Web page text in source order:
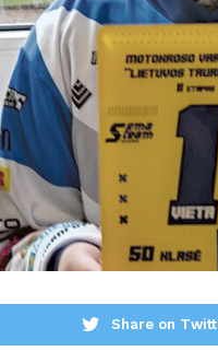
Share on